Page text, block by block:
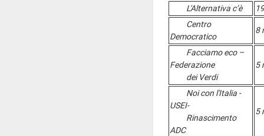
L'Alternativa c’è
Centro
Democratico
8
Facciamo eco –
Federazione
dei Verdi
5
Noi con l'Italia -
USEI-
Rinascimento
ADC
5